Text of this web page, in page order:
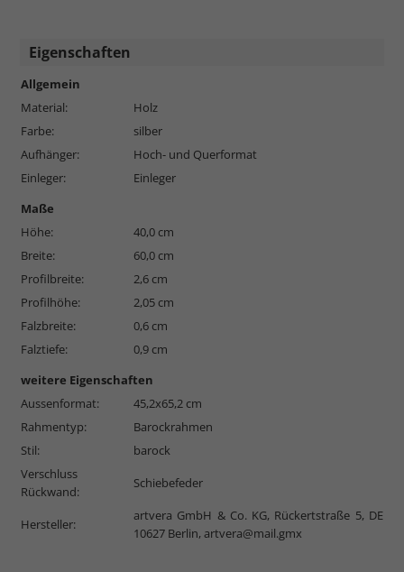
Eigenschaften
Allgemein
Material:
Holz
Farbe:
silber
Aufhänger:
Hoch- und Querformat
Einleger:
Einleger
Maße
Höhe:
40,0 cm
Breite:
60,0 cm
Profilbreite:
2,6 cm
Profilhöhe:
2,05 cm
Falzbreite:
0,6 cm
Falztiefe:
0,9 cm
weitere Eigenschaften
Aussenformat:
45,2x65,2 cm
Rahmentyp:
Barockrahmen
Stil:
barock
Verschluss
Rückwand:
Schiebefeder
Hersteller:
artvera GmbH & Co. KG, Rückertstraße 5, DE
10627 Berlin,artvera@mail.gmx